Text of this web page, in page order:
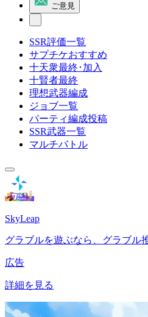
ご意見
SSR評価一覧
サプチケおすすめ
十天衆最終･加入
十賢者最終
理想武器編成
ジョブ一覧
パーティ編成投稿
SSR武器一覧
マルチバトル
SkyLeap
グラブルを遊ぶなら、グラブル
広告
詳細を見る